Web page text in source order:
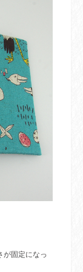
が固定になっ